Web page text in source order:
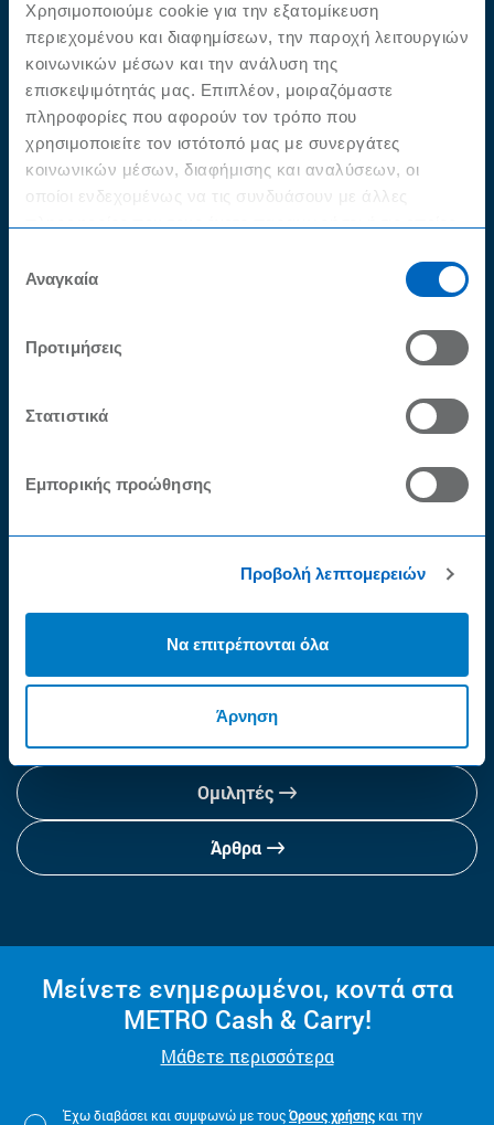
Χρησιμοποιούμε cookie για την εξατομίκευση
περιεχομένου και διαφημίσεων, την παροχή λειτουργιών
κοινωνικών μέσων και την ανάλυση της
επισκεψιμότητάς μας. Επιπλέον, μοιραζόμαστε
πληροφορίες που αφορούν τον τρόπο που
χρησιμοποιείτε τον ιστότοπό μας με συνεργάτες
κοινωνικών μέσων, διαφήμισης και αναλύσεων, οι
οποίοι ενδεχομένως να τις συνδυάσουν με άλλες
των υπηρεσιών τους.
συγκατάθεσης
Αναγκαία
Προτιμήσεις
Στατιστικά
Εμπορικής προώθησης
Προβολή λεπτομερειών
Να επιτρέπονται όλα
Άρνηση
Πετυχαίνουμε μαζί #1 – Peggy
επιτυχημένο brunch μενού
Vidcast Series
Περισσότερα
Ομιλητές
Άρθρα
Μείνετε ενημερωμένοι, κοντά στα
METRO Cash & Carry!
Μάθετε περισσότερα
Έχω διαβάσει και συμφωνώ με τουςΌρους χρήσηςκαι την